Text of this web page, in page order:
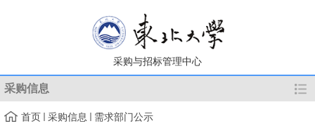
采购与招标管理中心
采购信息
首页 采购信息 需求部门公示